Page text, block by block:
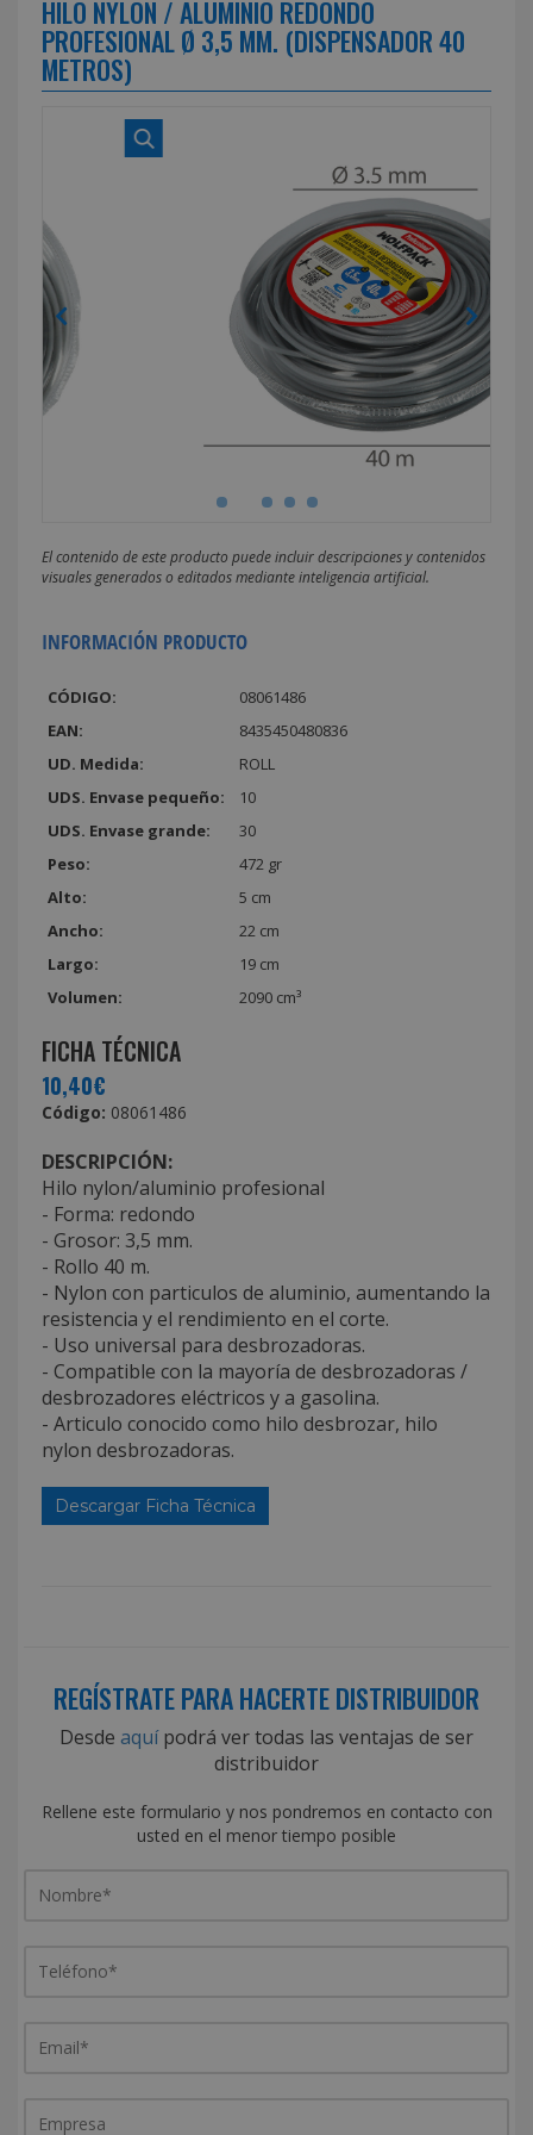
HILO NYLON / ALUMINIO REDONDO
PROFESIONAL Ø 3,5 MM. (DISPENSADOR 40
METROS)
El contenido de este producto puede incluir descripciones y contenidos
visuales generados o editados mediante inteligencia artificial.
INFORMACIÓN PRODUCTO
CÓDIGO:
08061486
EAN:
8435450480836
UD. Medida:
ROLL
UDS. Envase pequeño:
10
UDS. Envase grande:
30
Peso:
472 gr
Alto:
5 cm
Ancho:
22 cm
Largo:
19 cm
Volumen:
2090 cm³
FICHA TÉCNICA
10,40€
Código: 08061486
DESCRIPCIÓN:
Hilo nylon/aluminio profesional
- Forma: redondo
- Grosor: 3,5 mm.
- Rollo 40 m.
- Nylon con particulos de aluminio, aumentando la
resistencia y el rendimiento en el corte.
- Uso universal para desbrozadoras.
- Compatible con la mayoría de desbrozadoras /
desbrozadores eléctricos y a gasolina.
- Articulo conocido como hilo desbrozar, hilo
nylon desbrozadoras.
Descargar Ficha Técnica
REGÍSTRATE PARA HACERTE DISTRIBUIDOR
Desde aquípodrá ver todas las ventajas de ser
distribuidor
Rellene este formulario y nos pondremos en contacto con
usted en el menor tiempo posible